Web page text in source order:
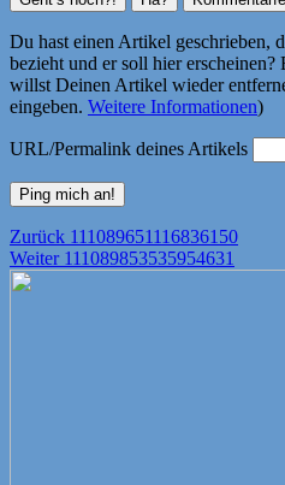
Du hast einen Artikel geschrieben,
bezieht und er soll hier
willst Deinen Artikel wieder
eingeben. Weitere Informationen)
URL/Permalink deines Artikels
Beitragsnavigation
Zurück Vorheriger
Beitrag:
111089651116836150
Weiter Nächster
111089853535954631